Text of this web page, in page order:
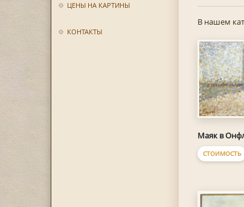
ЦЕНЫ НА КАРТИНЫ
КОНТАКТЫ
В нашем
Маяк в
СТОИМОСТЬ